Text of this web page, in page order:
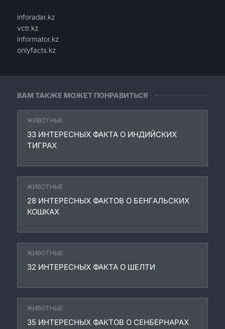
ВАМ ТАКЖЕ МОЖЕТ ПОНРАВИТЬСЯ
ЖИВОТНЫЕ
33 ИНТЕРЕСНЫХ ФАКТА О ИНДИЙСКИХ
ТИГРАХ
ЖИВОТНЫЕ
28 ИНТЕРЕСНЫХ ФАКТОВ О БЕНГАЛЬСКИХ
КОШКАХ
ЖИВОТНЫЕ
32 ИНТЕРЕСНЫХ ФАКТА О ШЕЛТИ
ЖИВОТНЫЕ
35 ИНТЕРЕСНЫХ ФАКТОВ О СЕНБЕРНАРАХ
inforadar.kz
vctr.kz
informator.kz
onlyfacts.kz